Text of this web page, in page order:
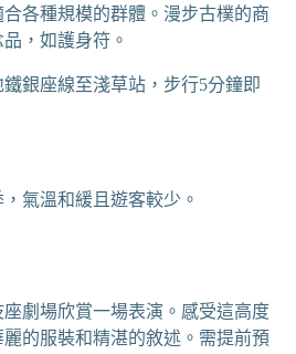
各種規模的群體。漫步古樸的商
，如護身符。
銀座線至淺草站，步行5分鐘即
氣溫和緩且遊客較少。
劇場欣賞一場表演。感受這高度
的服裝和精湛的敘述。需提前預